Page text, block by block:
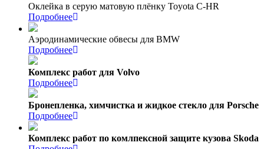
Оклейка в серую матовую плёнку Toyota C-HR
Подробнее
Аэродинамические обвесы для BMW
Подробнее
Комплекс работ для Volvo
Подробнее
Бронепленка, химчистка и жидкое стекло для Porsche
Подробнее
Комплекс работ по комлпексной защите кузова Skoda